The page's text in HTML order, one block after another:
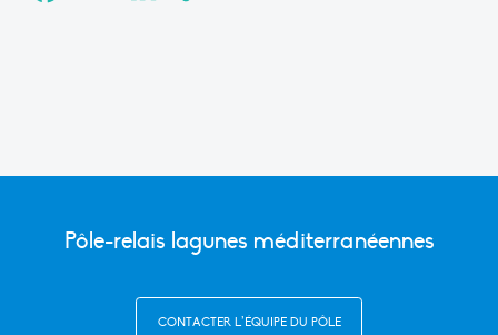
Pôle-relais lagunes méditerranéennes
CONTACTER L’ÉQUIPE DU PÔLE